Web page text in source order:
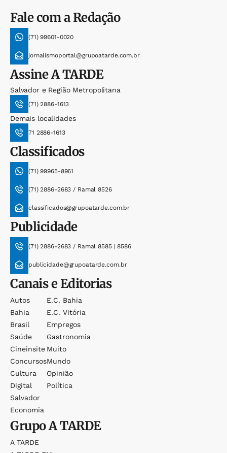
Fale com a Redação
(71) 99601-0020
jornalismoportal@grupoatarde.com.br
AssineA TARDE
Salvador e Região Metropolitana
(71) 2886-1613
Demais localidades
71 2886-1613
Classificados
(71) 99965-8961
(71) 2886-2683 / Ramal 8526
classificados@grupoatarde.com.br
Publicidade
(71) 2886-2683 / Ramal 8585 | 8586
publicidade@grupoatarde.com.br
Canais e Editorias
Autos
Bahia
Brasil
Saúde
Cineinsite
Concursos
Cultura
Digital
Salvador
Economia
E.c. Bahia
E.c. Vitória
Empregos
Gastronomia
Muito
Mundo
Opinião
Política
GrupoA TARDE
A TARDE